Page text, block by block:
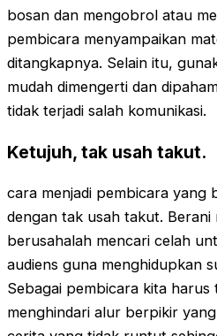
bosan dan mengobrol atau
pembicara menyampaikan
ditangkapnya. Selain itu,
mudah dimengerti dan
tidak terjadi salah komunikasi.
Ketujuh, tak usah takut.
cara menjadi pembicara yang
dengan tak usah takut.
berusahalah mencari celah
audiens guna menghidupkan
Sebagai pembicara kita
menghindari alur berpikir